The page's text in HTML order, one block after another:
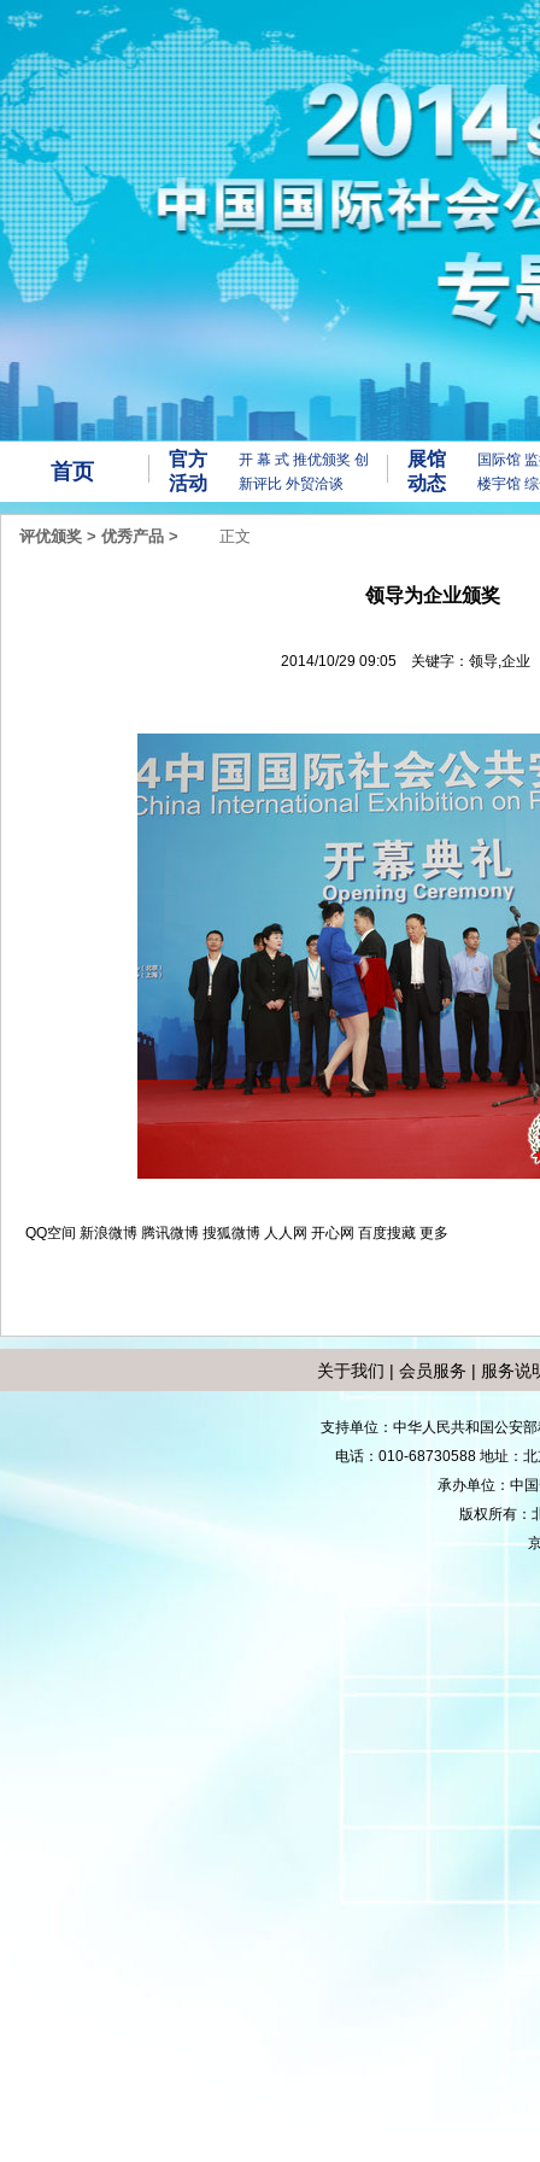
首页
官方
活动
开 幕 式 推优颁奖 创
新评比 外贸洽谈
展馆
动态
国际馆
楼宇馆
评优颁奖 > 优秀产品 > 正文
领导为企业颁奖
2014/10/29 09:05 关键字：领导,企
QQ空间 新浪微博 腾讯微博 搜狐微博 人人网 开心网 百度搜藏 更多
关于我们 | 会员服务 | 服务说
支持单位：中华人民共和国公安
电话：010-68730588 地址：
承办单位：中
版权所有：